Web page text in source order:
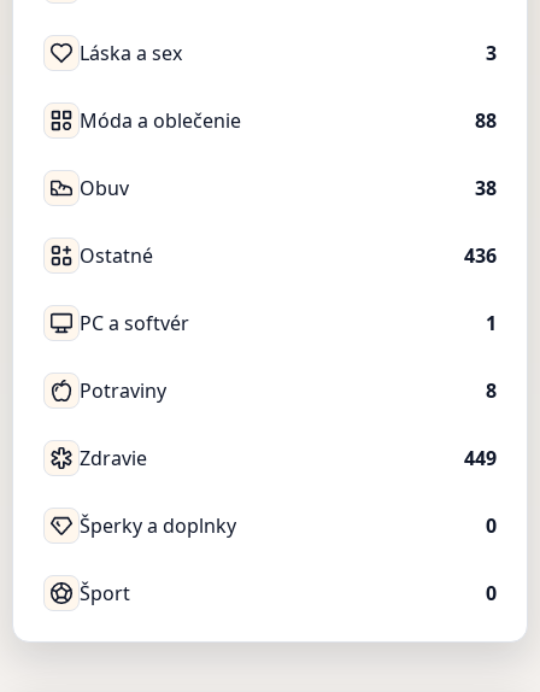
Láska a sex 3
Móda a oblečenie 88
Obuv 38
Ostatné 436
PC a softvér 1
Potraviny 8
Zdravie 449
Šperky a doplnky 0
Šport 0